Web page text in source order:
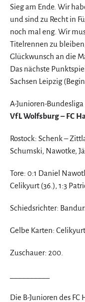
Sieg am Ende. Wir
und sind zu Recht in
noch mal eng. Wir
Titelrennen zu
Glückwunsch an die
Das nächste
Sachsen Leipzig
A-Junioren-
VfL Wolfsburg – FC
Rostock: Schenk –
Schumski, Nawotke,
Tore: 0:1 Daniel
Celikyurt (36.), 1:3
Schiedsrichter:
Gelbe Karten:
Zuschauer: 200.
Die B-Junioren des